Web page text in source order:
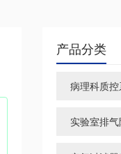
产品分类
病理科质
实验室排